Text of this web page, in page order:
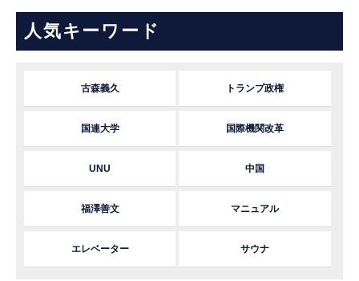
人気キーワード
古森義久 トランプ政権
国連大学 国際機関改革
UNU 中国
福澤善文 マニュアル
エレベーター サウナ